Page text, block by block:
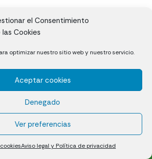
el Consentimiento
las Cookies
optimizar nuestro sitio web y nuestro servicio.
Aceptar cookies
Denegado
Ver preferencias
Aviso legal y Política de privacidad
Césped natural en tepes
Política de cookies (UE)
legal y Política de privacidad
¿Quiénes somos?
Contacto